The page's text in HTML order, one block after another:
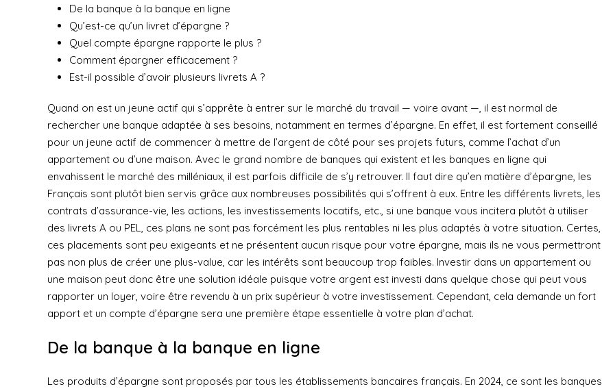
De la banque à la banque en ligne
Qu’est-ce qu’un livret d’épargne ?
Quel compte épargne rapporte le plus ?
Comment épargner efficacement ?
Est-il possible d’avoir plusieurs livrets A ?
Quand on est un jeune actif qui s’apprête à entrer sur le marché du travail — voire avant —, il est normal de
rechercher une banque adaptée à ses besoins, notamment en termes d’épargne. En effet, il est fortement conseillé
pour un jeune actif de commencer à mettre de l’argent de côté pour ses projets futurs, comme l’achat d’un
appartement ou d’une maison. Avec le grand nombre de banques qui existent et les banques en ligne qui
envahissent le marché des milléniaux, il est parfois difficile de s’y retrouver. Il faut dire qu’en matière d’épargne, les
Français sont plutôt bien servis grâce aux nombreuses possibilités qui s’offrent à eux. Entre les différents livrets, les
contrats d’assurance-vie, les actions, les investissements locatifs, etc., si une banque vous incitera plutôt à utiliser
des livrets A ou PEL, ces plans ne sont pas forcément les plus rentables ni les plus adaptés à votre situation. Certes,
ces placements sont peu exigeants et ne présentent aucun risque pour votre épargne, mais ils ne vous permettront
pas non plus de créer une plus-value, car les intérêts sont beaucoup trop faibles. Investir dans un appartement ou
une maison peut donc être une solution idéale puisque votre argent est investi dans quelque chose qui peut vous
rapporter un loyer, voire être revendu à un prix supérieur à votre investissement. Cependant, cela demande un fort
apport et un compte d’épargne sera une première étape essentielle à votre plan d’achat.
De la banque à la banque en ligne
Les produits d’épargne sont proposés par tous les établissements bancaires français. En 2024, ce sont les banques